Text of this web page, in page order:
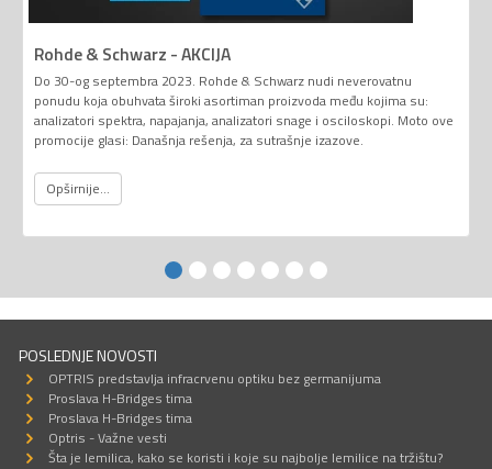
Rohde & Schwarz - AKCIJA
Do 30-og septembra 2023. Rohde & Schwarz nudi neverovatnu
ponudu koja obuhvata široki asortiman proizvoda među kojima su:
analizatori spektra, napajanja, analizatori snage i osciloskopi. Moto ove
promocije glasi: Današnja rešenja, za sutrašnje izazove.
Opširnije...
POSLEDNJE NOVOSTI
OPTRIS predstavlja infracrvenu optiku bez germanijuma
Proslava H-Bridges tima
Proslava H-Bridges tima
Optris - Važne vesti
Šta je lemilica, kako se koristi i koje su najbolje lemilice na tržištu?